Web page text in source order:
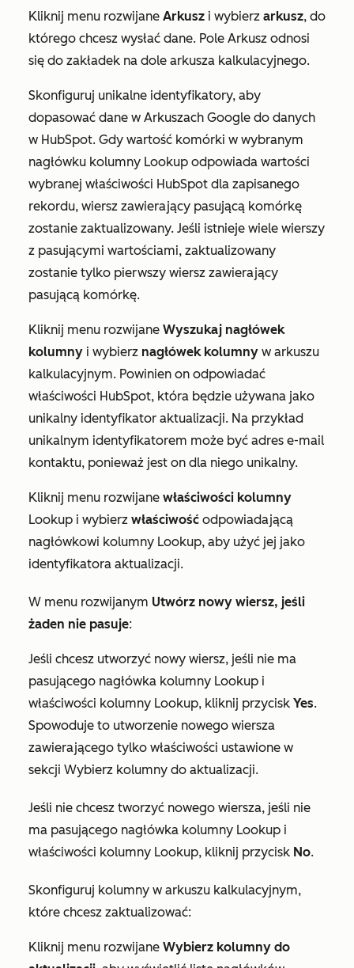
Kliknij menu rozwijane Arkusz i wybierz arkusz, do
którego chcesz wysłać dane. Pole Arkusz odnosi
się do zakładek na dole arkusza kalkulacyjnego.
Skonfiguruj unikalne identyfikatory, aby
dopasować dane w Arkuszach Google do danych
w HubSpot. Gdy wartość komórki w wybranym
nagłówku kolumny Lookup odpowiada wartości
wybranej właściwości HubSpot dla zapisanego
rekordu, wiersz zawierający pasującą komórkę
zostanie zaktualizowany. Jeśli istnieje wiele wierszy
z pasującymi wartościami, zaktualizowany
zostanie tylko pierwszy wiersz zawierający
pasującą komórkę.
Kliknij menu rozwijane Wyszukaj nagłówek
kolumny i wybierz nagłówek kolumny w arkuszu
kalkulacyjnym. Powinien on odpowiadać
właściwości HubSpot, która będzie używana jako
unikalny identyfikator aktualizacji. Na przykład
unikalnym identyfikatorem może być adres e-mail
kontaktu, ponieważ jest on dla niego unikalny.
Kliknij menu rozwijane właściwości kolumny
Lookup i wybierz właściwość odpowiadającą
nagłówkowi kolumny Lookup, aby użyć jej jako
identyfikatora aktualizacji.
W menu rozwijanym Utwórz nowy wiersz, jeśli
żaden nie pasuje:
Jeśli chcesz utworzyć nowy wiersz, jeśli nie ma
pasującego nagłówka kolumny Lookup i
właściwości kolumny Lookup, kliknij przycisk Yes.
Spowoduje to utworzenie nowego wiersza
zawierającego tylko właściwości ustawione w
sekcji Wybierz kolumny do aktualizacji.
Jeśli nie chcesz tworzyć nowego wiersza, jeśli nie
ma pasującego nagłówka kolumny Lookup i
właściwości kolumny Lookup, kliknij przycisk No.
Skonfiguruj kolumny w arkuszu kalkulacyjnym,
które chcesz zaktualizować:
Kliknij menu rozwijane Wybierz kolumny do